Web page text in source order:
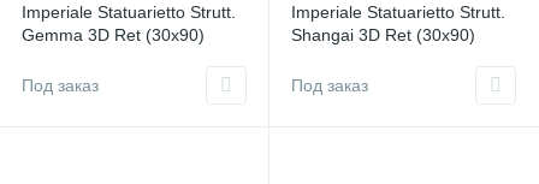
Imperiale Statuarietto Strutt.
Gemma 3D Ret (30x90)
Под заказ
Imperiale Statuarietto Strutt.
Shangai 3D Ret (30x90)
Под заказ